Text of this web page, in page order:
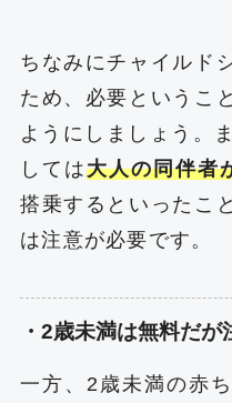
ちなみにチャイルド
ため、必要というこ
ようにしましょう。
しては大人の同伴者
搭乗するといったこ
は注意が必要です。
・2歳未満は無料だが
一方、2歳未満の赤